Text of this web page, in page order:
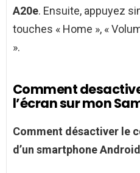
A20e. Ensuite, appuyez
touches « Home », «
».
Comment
l’écran sur mon
Comment désactiver le
d’un smartphoneAndroid